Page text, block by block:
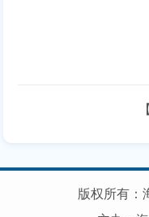
版权所有：